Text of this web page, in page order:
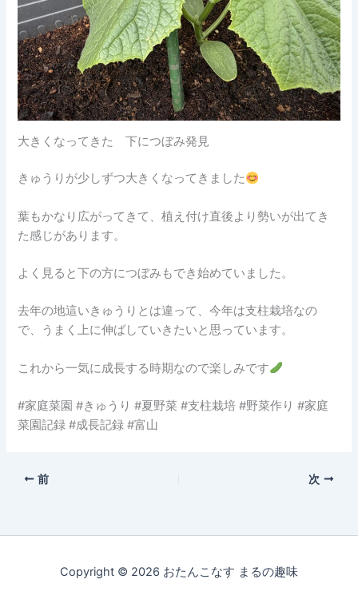
大きくなってきた 下につぼみ発見
きゅうりが少しずつ大きくなってきました
葉もかなり広がってきて、植え付け直後より勢いが出てき
た感じがあります。
よく見ると下の方につぼみもでき始めていました。
去年の地這いきゅうりとは違って、今年は支柱栽培なの
で、うまく上に伸ばしていきたいと思っています。
これから一気に成長する時期なので楽しみです
#家庭菜園 #きゅうり #夏野菜 #支柱栽培 #野菜作り #家庭
菜園記録 #成長記録 #富山
前 次
Copyright © 2026 おたんこなす まるの趣味